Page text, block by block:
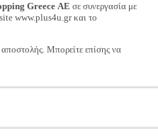
Greece ΑΕ σε συνεργασία με
www.plus4u.gr και το
Μπορείτε επίσης να